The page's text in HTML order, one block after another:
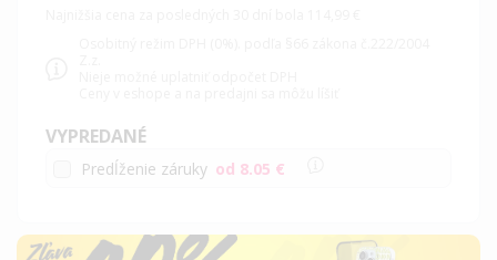
VYPREDANÉ
Predĺženie záruky od 8.05 €